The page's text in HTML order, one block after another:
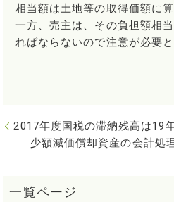
相当額は土地等の取得価額に
一方、売主は、その負担額相
ればならないので注意が必要と
2017年度国税の滞納残高は19
少額減価償却資産の会計処